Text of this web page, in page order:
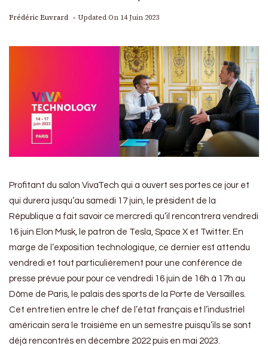
Frédéric Euvrard Updated On 14 Juin 2023
Profitant du salon VivaTech qui a ouvert ses portes ce jour et
qui durera jusqu’au samedi 17 juin, le président de la
République a fait savoir ce mercredi qu’il rencontrera vendredi
16 juin Elon Musk, le patron de Tesla, Space X et Twitter. En
marge de l’exposition technologique, ce dernier est attendu
vendredi et tout particulièrement pour une conférence de
presse prévue pour pour ce vendredi 16 juin de 16h à 17h au
Dôme de Paris, le palais des sports de la Porte de Versailles.
Cet entretien entre le chef de l’état français et l’industriel
américain sera le troisième en un semestre puisqu’ils se sont
déjà rencontrés en décembre 2022 puis en mai 2023.